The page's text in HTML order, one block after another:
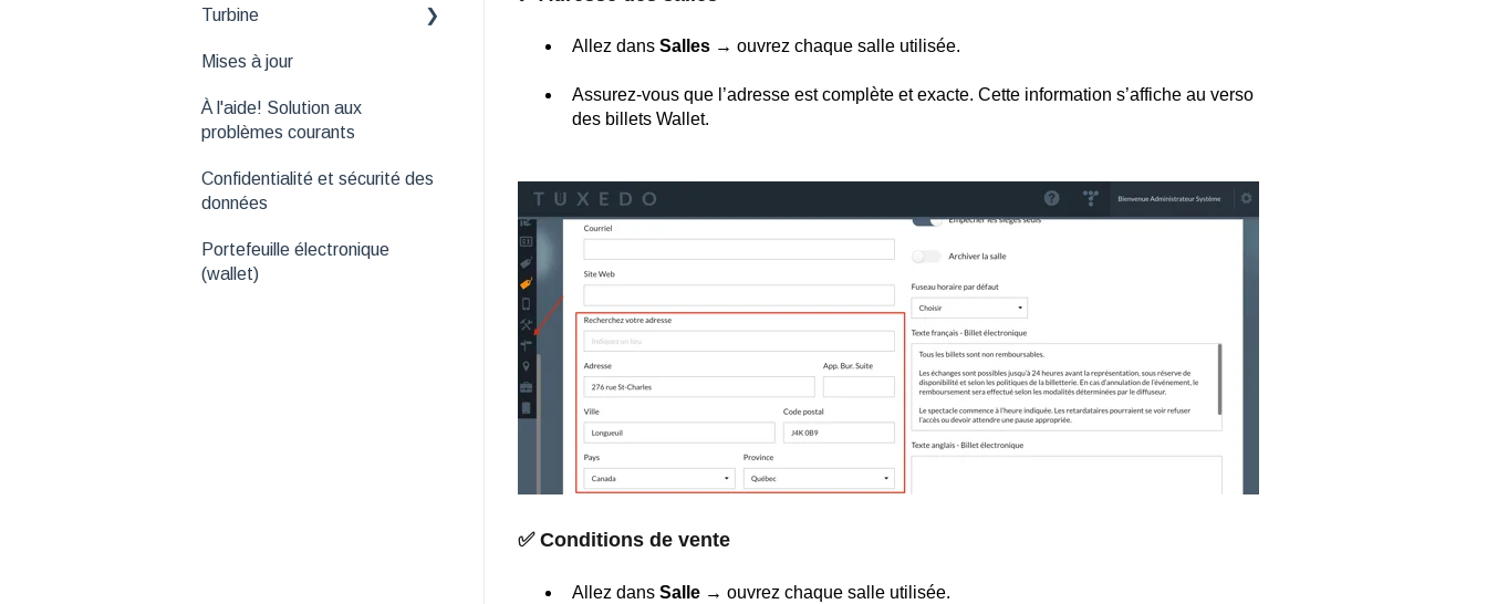
Allez dansSalles → ouvrez chaque salle utilisée.
Assurez-vous que l’adresse est complète et exacte. Cette information s’affiche au verso
des billets Wallet.
✅ Conditions de vente
Allez dans Salle → ouvrez chaque salle utilisée.
Outils de suivi
API
Turbine
Fonctionnalités
Mises à jour
À l'aide! Solution aux
problèmes courants
Confidentialité et sécurité des
données
Portefeuille électronique
(wallet)